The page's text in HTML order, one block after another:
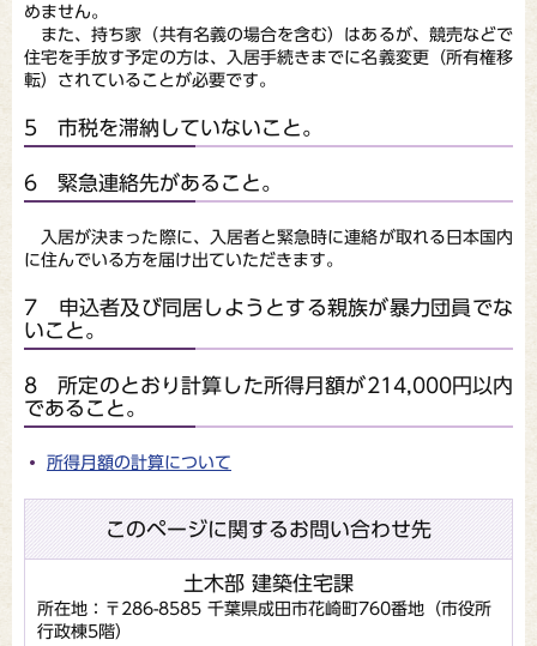
めません。
また、持ち家（共有名義の場合を含む）はあるが、競売などで
住宅を手放す予定の方は、入居手続きまでに名義変更（所有権移
転）されていることが必要です。
5 市税を滞納していないこと。
6 緊急連絡先があること。
入居が決まった際に、入居者と緊急時に連絡が取れる日本国内
に住んでいる方を届け出ていただきます。
7 申込者及び同居しようとする親族が暴力団員でな
いこと。
8 所定のとおり計算した所得月額が214,000円以内
であること。
所得月額の計算について
このページに関するお問い合わせ先
土木部 建築住宅課
所在地：〒286-8585 千葉県成田市花崎町760番地（市役所
行政棟5階）